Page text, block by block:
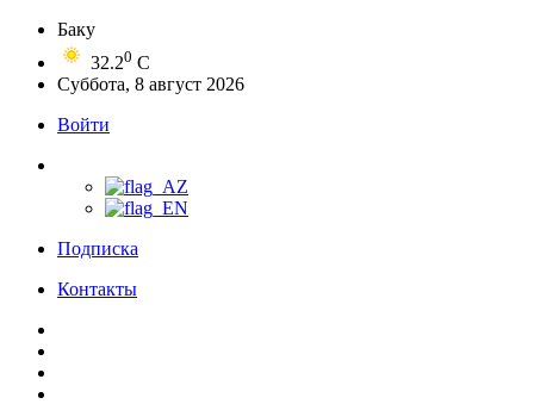
Баку
32.20 C
Суббота, 8 август 2026
Войти
Подписка
Контакты